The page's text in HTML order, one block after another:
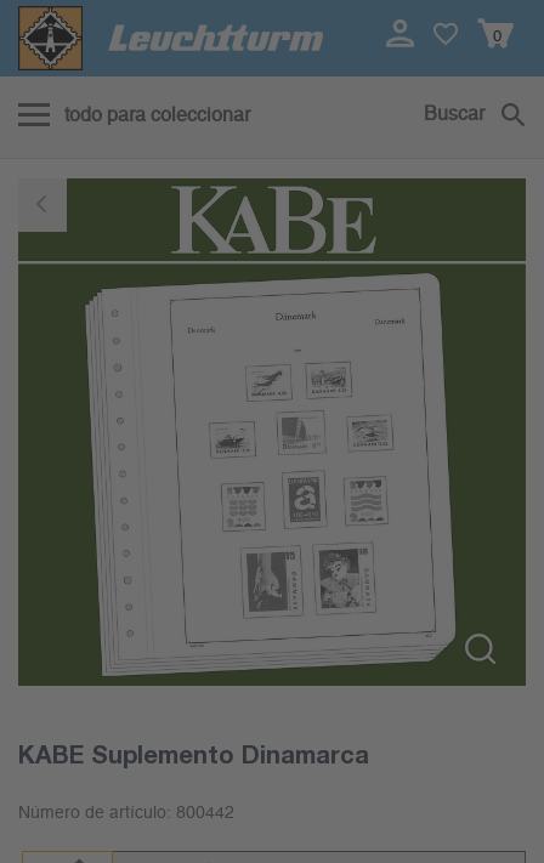
0
todo para coleccionar Buscar
KABE Suplemento Dinamarca
Número de artículo: 800442